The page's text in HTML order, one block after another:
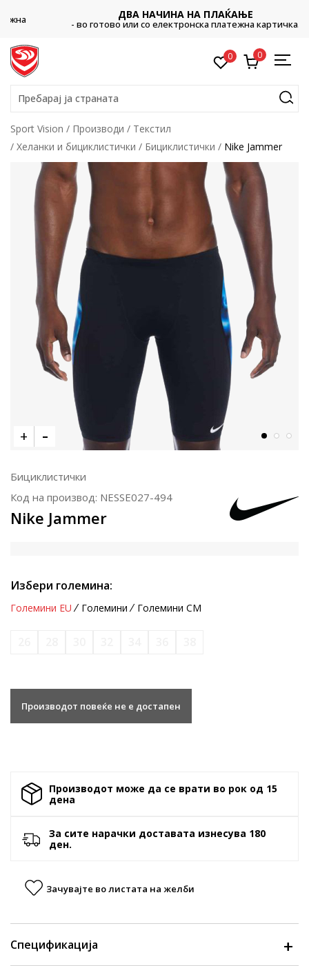
ДВА НАЧИНА НА ПЛАЌАЊЕ
- во готово или со електронска платежна картичка.
0 0
Пребарај ја страната
Sport Vision Производи
Текстил
Хеланки и бициклистички
Бициклистички Nike Jammer
Бициклистички
Код на производ: NESSE027-494
Nike Jammer
Избери големина:
Големини EU Големини Големини CM
Производот повеќе не е достапен
Производот може да се врати во рок од 15
денa
За сите нарачки доставата изнесува 180
ден.
Зачувајте во листата на желби
Спецификација